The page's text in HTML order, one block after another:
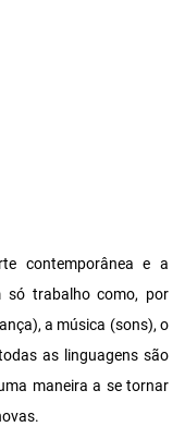
contemporânea e a
só trabalho como, por
a música (sons), o
as linguagens são
maneira a se tornar